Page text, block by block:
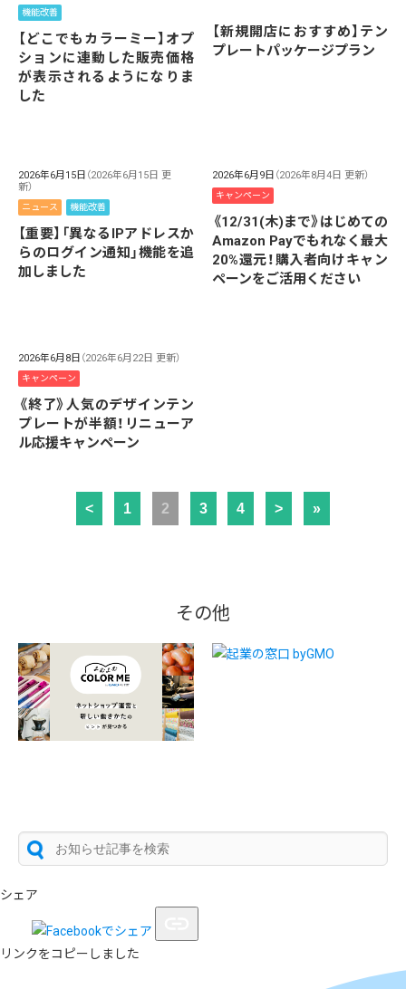
機能改善
【どこでもカラーミー】オプ
ションに連動した販売価格
が表示されるようになりま
した
【新規開店におすすめ】テン
プレートパッケージプラン
2026年6月15日 （2026年6月15日 更
新）
ニュース 機能改善
【重要】「異なるIPアドレスか
らのログイン通知」機能を追
加しました
2026年6月9日 （2026年8月4日 更新）
キャンペーン
《12/31(木)まで》はじめての
Amazon Payでもれなく最大
20%還元！購入者向けキャン
ペーンをご活用ください
2026年6月8日 （2026年6月22日 更新）
キャンペーン
《終了》人気のデザインテン
プレートが半額！リニューア
ル応援キャンペーン
< 1 2 3 4 > »
その他
シェア
リンクをコピーしました